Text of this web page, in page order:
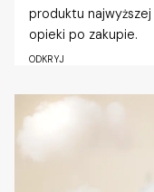
produktu
opieki po zakupie.
ODKRYJ